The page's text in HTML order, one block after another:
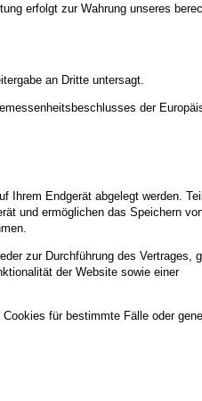
erfolgt zur Wahrung unseres
an Dritte untersagt.
der
Ihrem Endgerät abgelegt werden.
und ermöglichen das Speichern
zur Durchführung des Vertrages,
der Website sowie einer
für bestimmte Fälle oder